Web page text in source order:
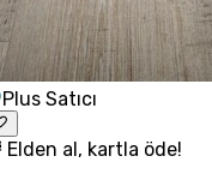
Plus Satıcı
Elden al, kartla öde!